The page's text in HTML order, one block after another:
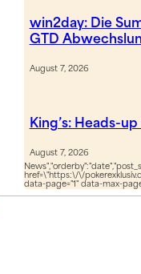
win2day: Die
GTD
August 7, 2026
King’s: Heads-
August 7, 2026
href=\"https:\/\/
data-page="1" data-max-